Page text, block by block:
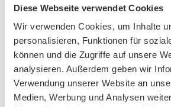
Diese Webseite verwendet Cookies
Wir verwenden Cookies, um Inhalte
personalisieren, Funktionen für
können und die Zugriffe auf unsere
analysieren. Außerdem geben wir
Verwendung unserer Website an
Medien, Werbung und Analysen
Rabatt
-16%